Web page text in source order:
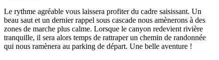
Le rythme agréable vous laissera profiter du cadre saisissant. Un
beau saut et un dernier rappel sous cascade nous amènerons à des
zones de marche plus calme. Lorsque le canyon redevient rivière
tranquille, il sera alors temps de rattraper un chemin de randonnée
qui nous ramènera au parking de départ. Une belle aventure !